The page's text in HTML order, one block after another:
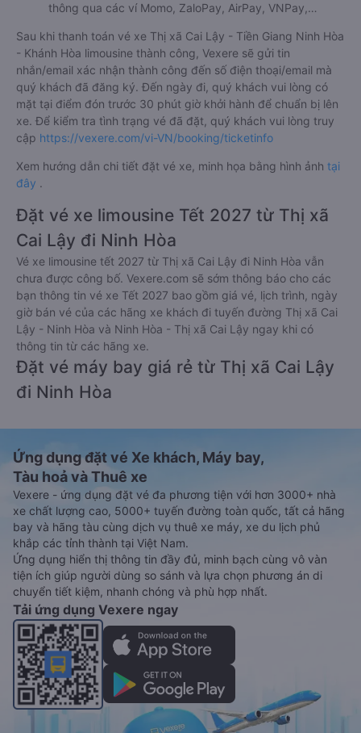
thông qua các ví Momo, ZaloPay, AirPay, VNPay,…
Sau khi thanh toán vé xe Thị xã Cai Lậy - Tiền Giang Ninh Hòa
- Khánh Hòa limousine thành công, Vexere sẽ gửi tin
nhắn/email xác nhận thành công đến số điện thoại/email mà
quý khách đã đăng ký. Đến ngày đi, quý khách vui lòng có
mặt tại điểm đón trước 30 phút giờ khởi hành để chuẩn bị lên
xe. Để kiểm tra tình trạng vé đã đặt, quý khách vui lòng truy
cập https://vexere.com/vi-VN/booking/ticketinfo
Xem hướng dẫn chi tiết đặt vé xe, minh họa bằng hình ảnh tại
đây .
Đặt vé xe limousine Tết 2027 từ Thị xã
Cai Lậy đi Ninh Hòa
Vé xe limousine tết 2027 từ Thị xã Cai Lậy đi Ninh Hòa vẫn
chưa được công bố. Vexere.com sẽ sớm thông báo cho các
bạn thông tin vé xe Tết 2027 bao gồm giá vé, lịch trình, ngày
giờ bán vé của các hãng xe khách đi tuyến đường Thị xã Cai
Lậy - Ninh Hòa và Ninh Hòa - Thị xã Cai Lậy ngay khi có
thông tin từ các hãng xe.
Đặt vé máy bay giá rẻ từ Thị xã Cai Lậy
đi Ninh Hòa
Ứng dụng đặt vé Xe khách, Máy bay,
Tàu hoả và Thuê xe
Vexere - ứng dụng đặt vé đa phương tiện với hơn 3000+ nhà
xe chất lượng cao, 5000+ tuyến đường toàn quốc, tất cả hãng
bay và hãng tàu cùng dịch vụ thuê xe máy, xe du lịch phủ
khắp các tỉnh thành tại Việt Nam.
Ứng dụng hiển thị thông tin đầy đủ, minh bạch cùng vô vàn
tiện ích giúp người dùng so sánh và lựa chọn phương án di
chuyển tiết kiệm, nhanh chóng và phù hợp nhất.
Tải ứng dụng Vexere ngay